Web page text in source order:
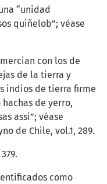
“unidad
quiñelob”; véase
con los de
de la tierra y
indios de tierra firme
de yerro,
assi”; véase
de Chile, vol.1, 289.
como